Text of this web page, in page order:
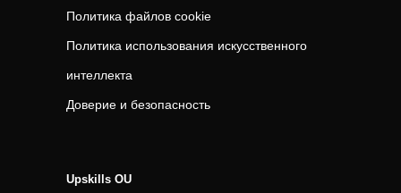
Политика файлов cookie
Политика использования искусственного
интеллекта
Доверие и безопасность
Upskills OU